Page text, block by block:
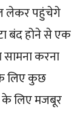
लेकर पहुंचेगे
बंद होने से एक
सामना करना
लिए कुछ
के लिए मजबूर